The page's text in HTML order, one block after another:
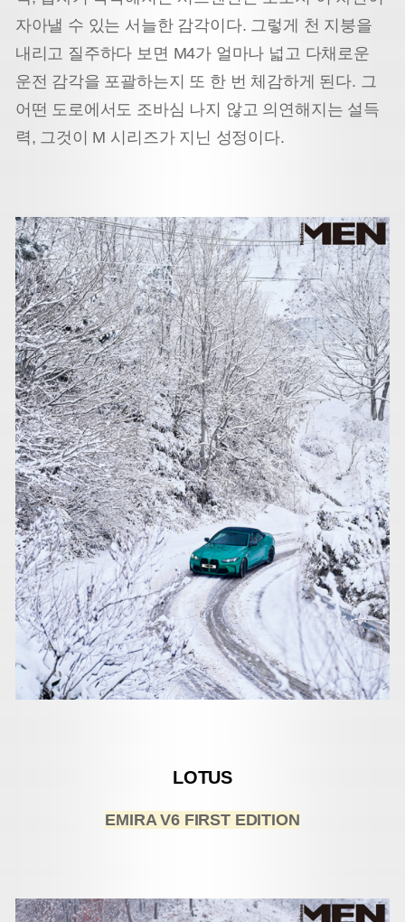
자아낼 수 있는 서늘한 감각이다. 그렇게 천 지붕을
내리고 질주하다 보면 M4가 얼마나 넓고 다채로운
운전 감각을 포괄하는지 또 한 번 체감하게 된다. 그
어떤 도로에서도 조바심 나지 않고 의연해지는 설득
력, 그것이 M 시리즈가 지닌 성정이다.
LOTUS
EMIRA V6 FIRST EDITION